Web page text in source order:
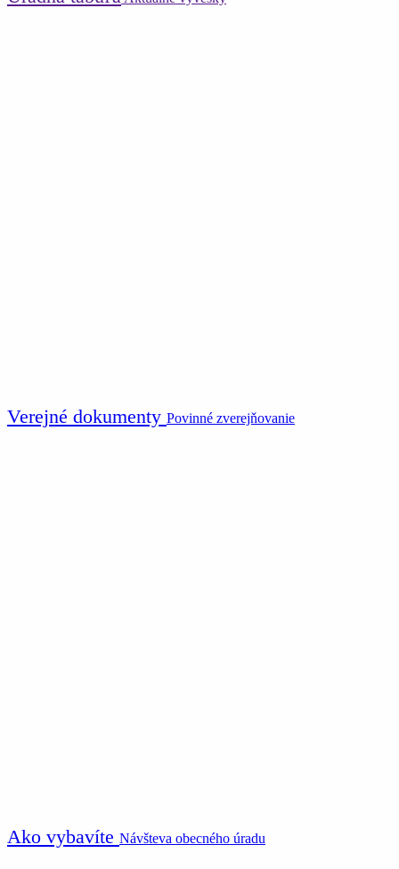
Verejné dokumenty Povinné zverejňovanie
Ako vybavíte Návšteva obecného úradu